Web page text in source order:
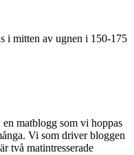
i mitten av ugnen i 150-175
matblogg som vi hoppas
Vi som driver bloggen
två matintresserade